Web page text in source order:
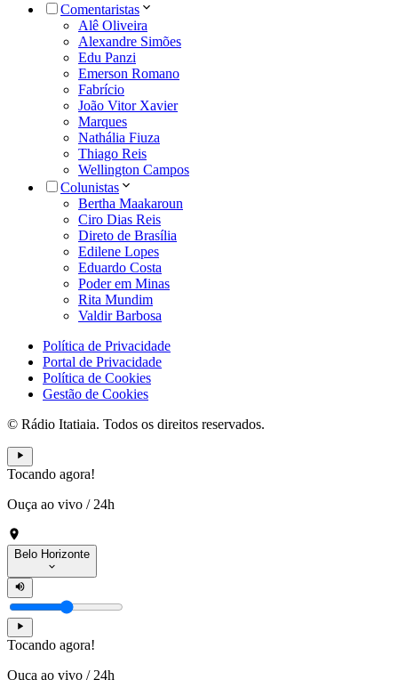
Comentaristas
Alê Oliveira
Alexandre Simões
Edu Panzi
Emerson Romano
Fabrício
João Vitor Xavier
Marques
Nathália Fiuza
Thiago Reis
Wellington Campos
Colunistas
Bertha Maakaroun
Ciro Dias Reis
Direto de Brasília
Edilene Lopes
Eduardo Costa
Poder em Minas
Rita Mundim
Valdir Barbosa
Política de Privacidade
Portal de Privacidade
Política de Cookies
Gestão de Cookies
© Rádio Itatiaia. Todos os direitos reservados.
Tocando agora!
Ouça ao vivo / 24h
Belo Horizonte
Tocando agora!
Ouça ao vivo / 24h